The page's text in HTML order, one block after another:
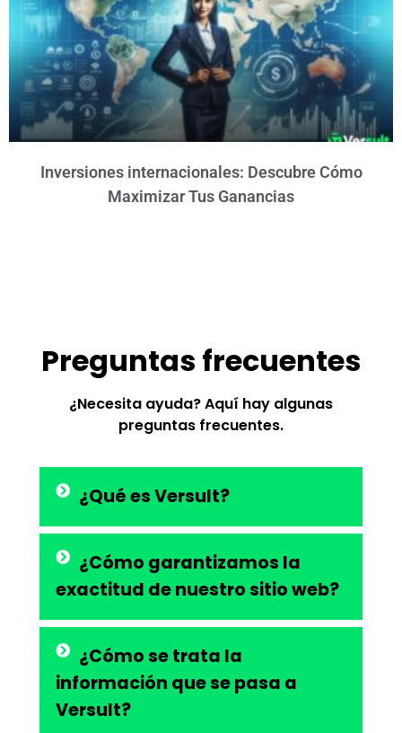
Inversiones internacionales: Descubre Cómo
Maximizar Tus Ganancias
Preguntas frecuentes
¿Necesita ayuda? Aquí hay algunas
preguntas frecuentes.
¿Qué es Versult?
¿Cómo garantizamos la
exactitud de nuestro sitio web?
¿Cómo se trata la
información que se pasa a
Versult?